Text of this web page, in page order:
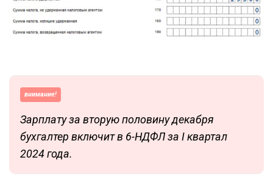
внимание!
Зарплату за вторую половину декабря
бухгалтер включит в 6-НДФЛ за I квартал
2024 года.